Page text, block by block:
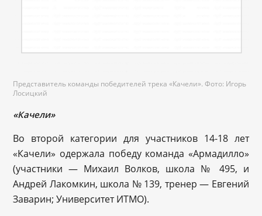
Представитель команды победителей трека «Качели». Фото: Игорь
Лосицкий
«Качели»
Во второй категории для участников 14-18 лет
«Качели» одержала победу команда «Армадилло»
(участники — Михаил Волков, школа № 495, и
Андрей Лакомкин, школа № 139, тренер — Евгений
Заварин; Университет ИТМО).